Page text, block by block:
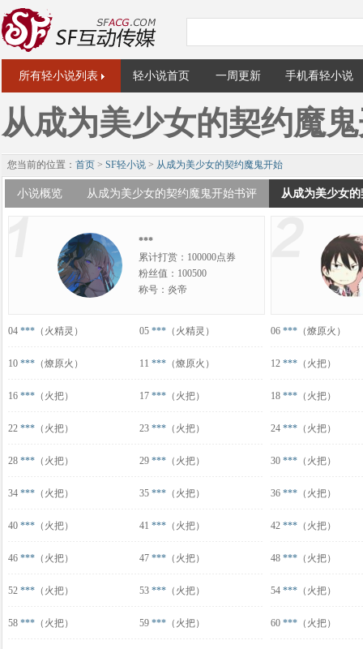
所有轻小说列表 轻小说首页 一周更新 手机看轻小说
从成为美少女的契约魔
您当前的位置： 首页 > SF轻小说 > 从成为美少女的契约魔鬼开始
小说概览 从成为美少女的契约魔鬼开始书评 从成为美少女
***
累计打赏：100000点券
粉丝值：100500
称号：炎帝
04 *** （火精灵） 05 *** （火精灵） 06 *** （燎原火）
10 *** （燎原火） 11 *** （燎原火） 12 *** （火把）
16 *** （火把） 17 *** （火把） 18 *** （火把）
22 *** （火把） 23 *** （火把） 24 *** （火把）
28 *** （火把） 29 *** （火把） 30 *** （火把）
34 *** （火把） 35 *** （火把） 36 *** （火把）
40 *** （火把） 41 *** （火把） 42 *** （火把）
46 *** （火把） 47 *** （火把） 48 *** （火把）
52 *** （火把） 53 *** （火把） 54 *** （火把）
58 *** （火把） 59 *** （火把） 60 *** （火把）